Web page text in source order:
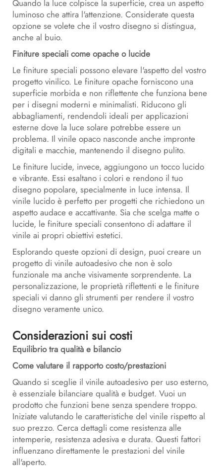
Quando la luce colpisce la superficie, crea un aspetto
luminoso che attira l'attenzione. Considerate questa
opzione se volete che il vostro disegno si distingua,
anche al buio.
Finiture speciali come opache o lucide
Le finiture speciali possono elevare l'aspetto del vostro
progetto vinilico. Le finiture opache forniscono una
superficie morbida e non riflettente che funziona bene
per i disegni moderni e minimalisti. Riducono gli
abbagliamenti, rendendoli ideali per applicazioni
esterne dove la luce solare potrebbe essere un
problema. Il vinile opaco nasconde anche impronte
digitali e macchie, mantenendo il disegno pulito.
Le finiture lucide, invece, aggiungono un tocco lucido
e vibrante. Essi esaltano i colori e rendono il tuo
disegno popolare, specialmente in luce intensa. Il
vinile lucido è perfetto per progetti che richiedono un
aspetto audace e accattivante. Sia che scelga matte o
lucide, le finiture speciali consentono di adattare il
vinile ai propri obiettivi estetici.
Esplorando queste opzioni di design, puoi creare un
progetto di vinile autoadesivo che non è solo
funzionale ma anche visivamente sorprendente. La
personalizzazione, le proprietà riflettenti e le finiture
speciali vi danno gli strumenti per rendere il vostro
disegno veramente unico.
Considerazioni sui costi
Equilibrio tra qualità e bilancio
Come valutare il rapporto costo/prestazioni
Quando si sceglie il vinile autoadesivo per uso esterno,
è essenziale bilanciare qualità e budget. Vuoi un
prodotto che funzioni bene senza spendere troppo.
Iniziate valutando le caratteristiche del vinile rispetto al
suo prezzo. Cerca dettagli come resistenza alle
intemperie, resistenza adesiva e durata. Questi fattori
influenzano direttamente le prestazioni del vinile
all'aperto.